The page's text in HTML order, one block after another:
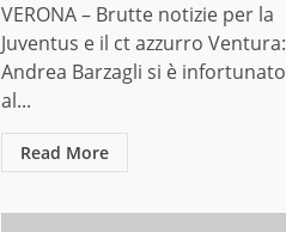
VERONA – Brutte notizie per la
Juventus e il ct azzurro Ventura:
Andrea Barzagli si è infortunato
al...
Read More